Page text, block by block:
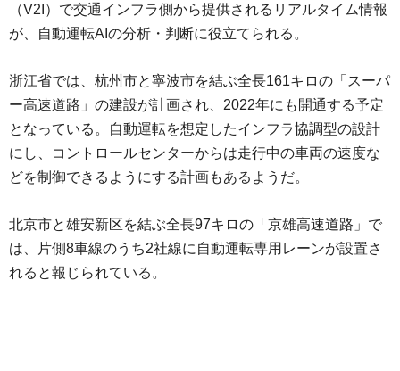
（V2I）で交通インフラ側から提供されるリアルタイム情報
が、自動運転AIの分析・判断に役立てられる。
浙江省では、杭州市と寧波市を結ぶ全長161キロの「スーパ
ー高速道路」の建設が計画され、2022年にも開通する予定
となっている。自動運転を想定したインフラ協調型の設計
にし、コントロールセンターからは走行中の車両の速度な
どを制御できるようにする計画もあるようだ。
北京市と雄安新区を結ぶ全長97キロの「京雄高速道路」で
は、片側8車線のうち2社線に自動運転専用レーンが設置さ
れると報じられている。